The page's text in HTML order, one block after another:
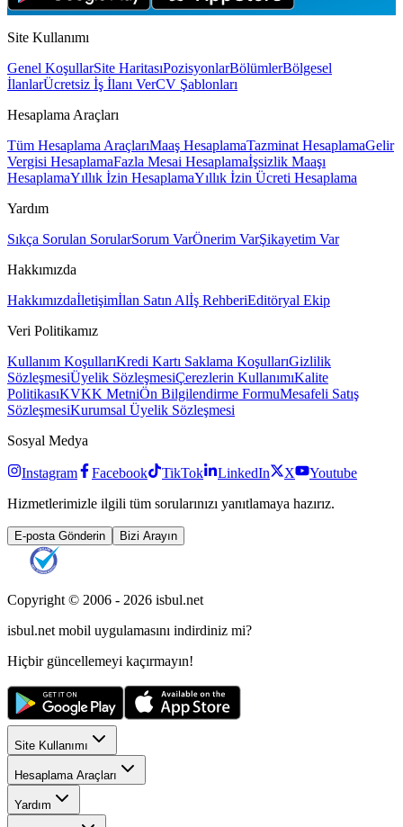
Site Kullanımı
Genel KoşullarSite HaritasıPozisyonlarBölümlerBölgesel
İlanlarÜcretsiz İş İlanı VerCV Şablonları
Hesaplama Araçları
Tüm Hesaplama AraçlarıMaaş HesaplamaTazminat HesaplamaGelir
Vergisi HesaplamaFazla Mesai Hesaplamaİşsizlik Maaşı
HesaplamaYıllık İzin HesaplamaYıllık İzin Ücreti Hesaplama
Yardım
Sıkça Sorulan SorularSorum VarÖnerim VarŞikayetim Var
Hakkımızda
Hakkımızdaİletişimİlan Satın Alİş RehberiEditöryal Ekip
Veri Politikamız
Kullanım KoşullarıKredi Kartı Saklama KoşullarıGizlilik
SözleşmesiÜyelik SözleşmesiÇerezlerin KullanımıKalite
PolitikasıKVKK MetniÖn Bilgilendirme FormuMesafeli Satış
SözleşmesiKurumsal Üyelik Sözleşmesi
Sosyal Medya
Instagram Facebook TikTok LinkedIn X
Youtube
Hizmetlerimizle ilgili tüm sorularınızı yanıtlamaya hazırız.
E-posta Gönderin Bizi Arayın
Copyright © 2006 - 2026 isbul.net
isbul.net mobil uygulamasını indirdiniz mi?
Hiçbir güncellemeyi kaçırmayın!
Site Kullanımı
Hesaplama Araçları
Yardım